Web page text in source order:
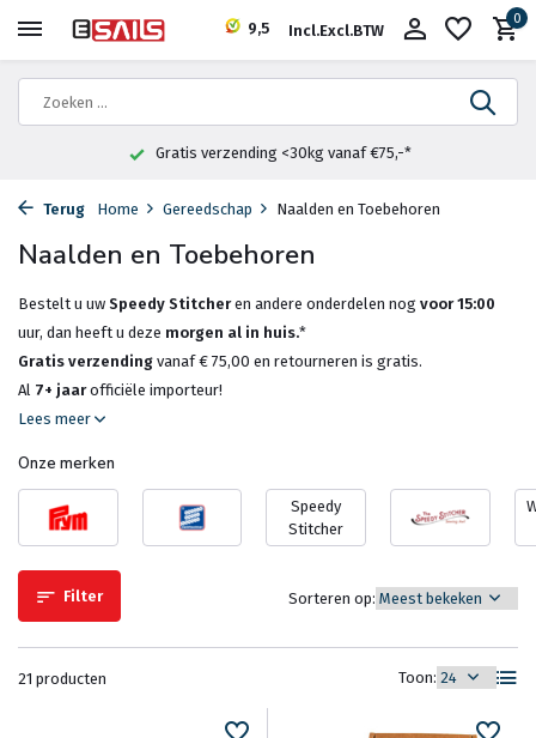
9,5 Incl.Excl.BTW
0
Fysieke winkel in Heemstede
Terug Home Gereedschap Naalden en Toebehoren
Naalden en Toebehoren
Bestelt u uw Speedy Stitcheren andere onderdelen nog voor 15:00
uur, dan heeft u deze morgen al in huis.*
Gratis verzending vanaf € 75,00 en retourneren is gratis.
Al 7+ jaarofficiële importeur!
Lees meer
Onze merken
Speedy
Stitcher
Filter
21 producten Toon:
Sorteren op: